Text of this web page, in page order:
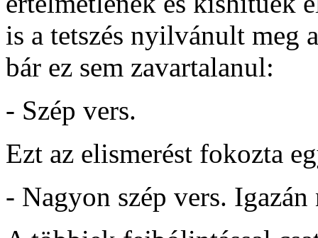
is a tetszés nyilvánult meg
bár ez sem zavartalanul:
- Szép vers.
Ezt az elismerést fokozta
- Nagyon szép vers. Igazán